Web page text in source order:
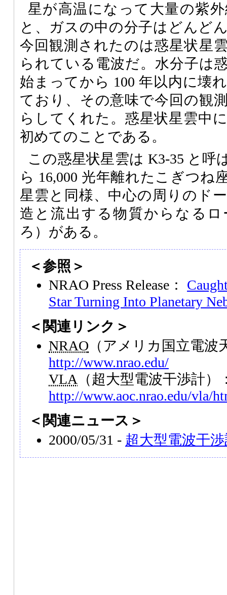
星が高温になって大量の紫
と、ガスの中の分子はどんど
今回観測されたのは惑星状星
られている電波だ。水分子は
始まってから 100 年以内に壊
ており、その意味で今回の観
らしてくれた。惑星状星雲中
初めてのことである。
この惑星状星雲は K3-35 と呼
ら 16,000 光年離れたこぎつね
星雲と同様、中心の周りのド
造と流出する物質からなる
ろ）がある。
＜参照＞
NRAO Press Release：
Star Turning Into Planetary
＜関連リンク＞
NRAO （アメリカ国立電波
http://www.nrao.edu/
VLA （超大型電波干渉計）
http://www.aoc.nrao.edu/vla/
＜関連ニュース＞
2000/05/31 - 超大型電波干